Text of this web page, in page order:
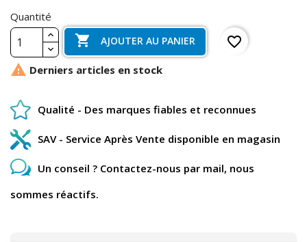
Quantité
 AJOUTER AU PANIER
favorite_border
 Derniers articles en stock
Qualité - Des marques fiables et reconnues
SAV - Service Après Vente disponible en magasin
Un conseil ? Contactez-nous par mail, nous
sommes réactifs.